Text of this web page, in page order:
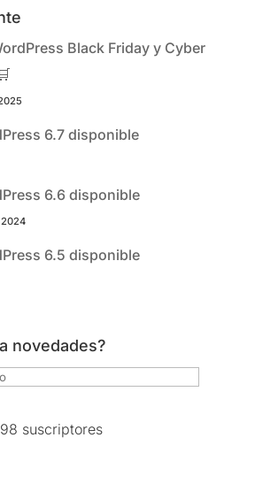
Black Friday y Cyber
6.7 disponible
6.6 disponible
6.5 disponible
novedades?
suscriptores